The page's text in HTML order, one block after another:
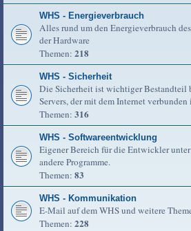
WHS - Energieverbrauch
Alles rund um den Energieverbrauch
der Hardware
Themen: 218
WHS - Sicherheit
Die Sicherheit ist wichtiger Bestandteil
Servers, der mit dem Internet verbunden
Themen: 316
WHS - Softwareentwicklung
Eigener Bereich für die Entwickler
andere Programme.
Themen: 83
WHS - Kommunikation
E-Mail auf dem WHS und weitere
Themen: 228